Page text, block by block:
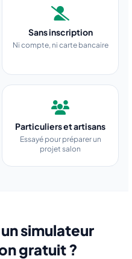
Sans inscription
Ni compte, ni carte bancaire
Particuliers et artisans
Essayé pour préparer un
projet salon
simulateur
gratuit ?